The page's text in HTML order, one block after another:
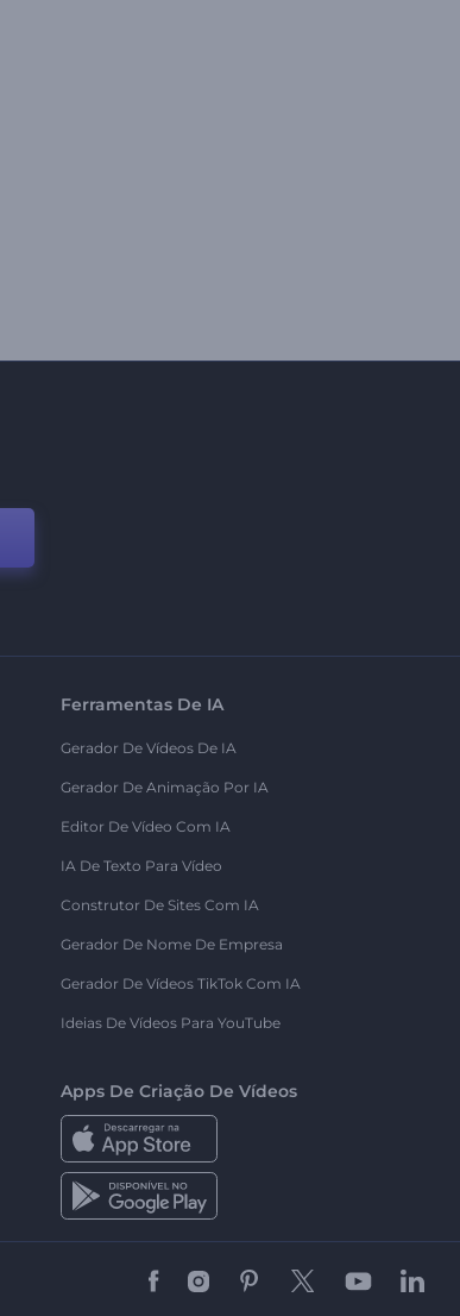
Ferramentas De IA
Gerador De Vídeos De IA
Gerador De Animação Por IA
Editor De Vídeo Com IA
IA De Texto Para Vídeo
Construtor De Sites Com IA
Gerador De Nome De Empresa
Gerador De Vídeos TikTok Com IA
Ideias De Vídeos Para YouTube
Apps De Criação De Vídeos